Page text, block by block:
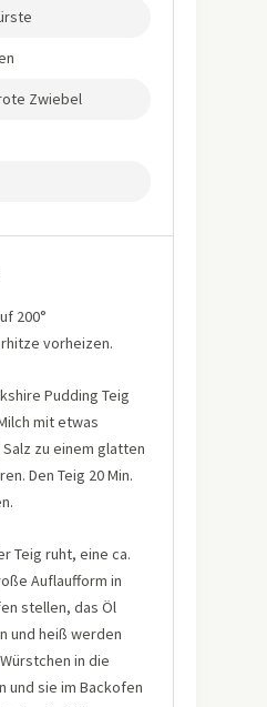
Zwiebel
200°
vorheizen.
Pudding Teig
mit etwas
zu einem glatten
Den Teig 20 Min.
Teig ruht, eine ca.
Auflaufform in
stellen, das Öl
und heiß werden
in die
und sie im Backofen